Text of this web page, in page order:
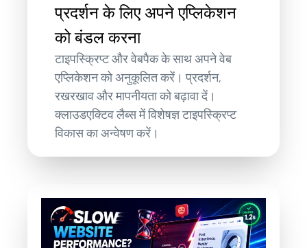
प्रदर्शन के लिए अपने एप्लिकेशन
को बंडल करना
टाइपस्क्रिप्ट और वेबपैक के साथ अपने वेब
एप्लिकेशन को अनुकूलित करें। प्रदर्शन,
रखरखाव और मापनीयता को बढ़ावा दें।
क्लाउडएक्टिव लैब्स में विशेषज्ञ टाइपस्क्रिप्ट
विकास का अन्वेषण करें।